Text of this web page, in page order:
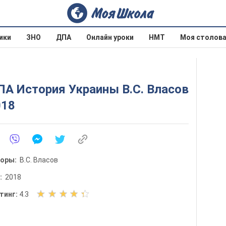
ЗНО ДПА Онлайн уроки НМТ Моя
История Украины В.С. Власов
В.С. Власов
2018
4.3
О